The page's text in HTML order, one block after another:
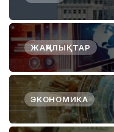
ЖАҢАЛЫҚТАР
ЭКОНОМИКА